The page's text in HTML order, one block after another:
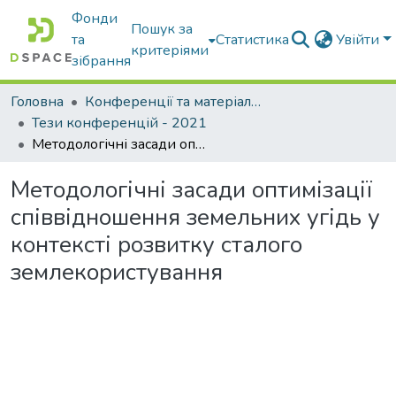
Фонди
та
зібрання
Пошук за
критеріями
Статистика Увійти
Головна
Конференції та матеріали конференцій
Тези конференцій - 2021
Методологічні засади оптимізації співвідношення земельних угідь у контексті розвитку сталого землекористування
Методологічні засади оптимізації
співвідношення земельних угідь у
контексті розвитку сталого
землекористування